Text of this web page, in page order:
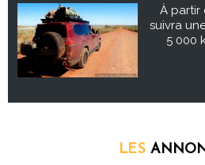
À partir
suivra
5 000
LES